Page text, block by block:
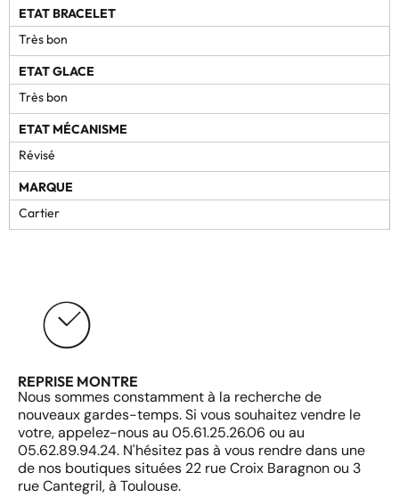
ETAT BRACELET
Très bon
ETAT GLACE
Très bon
ETAT MÉCANISME
Révisé
MARQUE
Cartier
REPRISE MONTRE
Nous sommes constamment à la recherche de
nouveaux gardes-temps. Si vous souhaitez vendre le
votre, appelez-nous au 05.61.25.26.06 ou au
05.62.89.94.24. N'hésitez pas à vous rendre dans une
de nos boutiques situées 22 rue Croix Baragnon ou 3
rue Cantegril, à Toulouse.